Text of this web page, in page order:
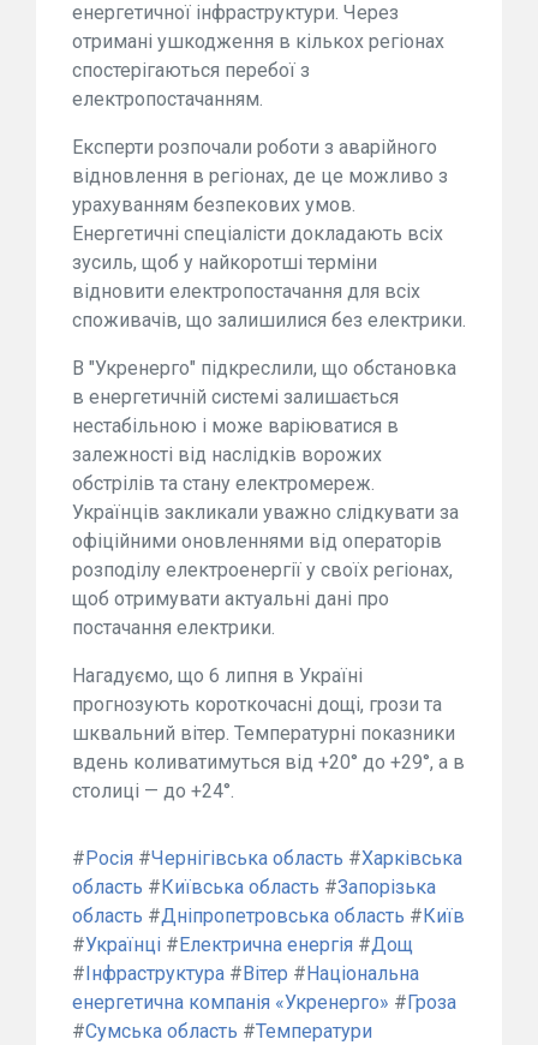
енергетичної інфраструктури. Через
отримані ушкодження в кількох регіонах
спостерігаються перебої з
електропостачанням.
Експерти розпочали роботи з аварійного
відновлення в регіонах, де це можливо з
урахуванням безпекових умов.
Енергетичні спеціалісти докладають всіх
зусиль, щоб у найкоротші терміни
відновити електропостачання для всіх
споживачів, що залишилися без електрики.
В "Укренерго" підкреслили, що обстановка
в енергетичній системі залишається
нестабільною і може варіюватися в
залежності від наслідків ворожих
обстрілів та стану електромереж.
Українців закликали уважно слідкувати за
офіційними оновленнями від операторів
розподілу електроенергії у своїх регіонах,
щоб отримувати актуальні дані про
постачання електрики.
Нагадуємо, що 6 липня в Україні
прогнозують короткочасні дощі, грози та
шквальний вітер. Температурні показники
вдень коливатимуться від +20° до +29°, а в
столиці — до +24°.
# Росія #Чернігівська область #Харківська
область # Київська область #Запорізька
область #Дніпропетровська область # Київ
#Українці # Електрична енергія #Дощ
# Інфраструктура # Вітер # Національна
енергетична компанія «Укренерго» # Гроза
#Сумська область #Температури